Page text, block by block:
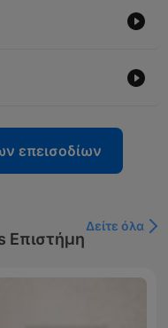
επεισοδίων
Επιστήμη
Δείτε όλα